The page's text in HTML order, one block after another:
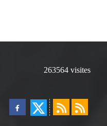
263564 visites